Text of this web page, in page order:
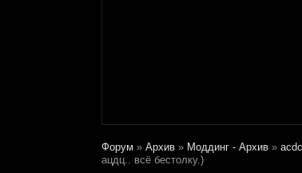
Форум » Архив » Моддинг - Архив »
ацдц.. всё бестолку.)